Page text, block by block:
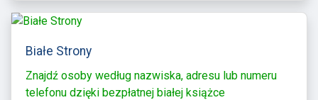
Białe Strony
Znajdź osoby według nazwiska, adresu lub numeru
telefonu dzięki bezpłatnej białej książce